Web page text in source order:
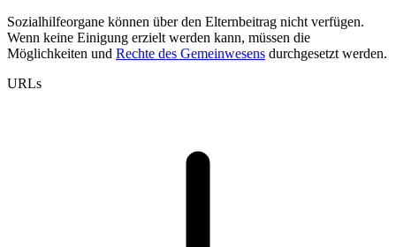
Sozialhilfeorgane können über den Elternbeitrag nicht verfügen.
Wenn keine Einigung erzielt werden kann, müssen die
Möglichkeiten und Rechte des Gemeinwesens durchgesetzt werden.
URLs